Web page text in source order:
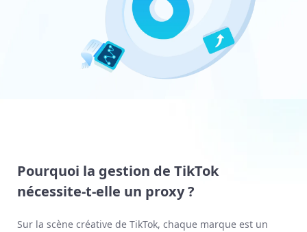
Pourquoi la gestion de TikTok
nécessite-t-elle un proxy ?
Sur la scène créative de TikTok, chaque marque est un